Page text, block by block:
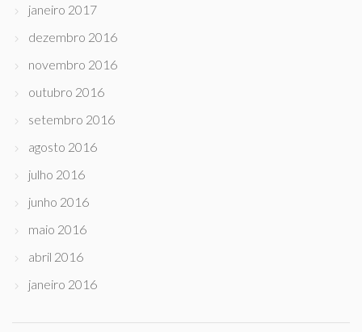
janeiro 2017
dezembro 2016
novembro 2016
outubro 2016
setembro 2016
agosto 2016
julho 2016
junho 2016
maio 2016
abril 2016
janeiro 2016